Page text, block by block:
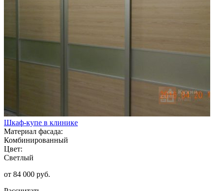
Шкаф-купе в клинике
Материал фасада:
Комбинированный
Цвет:
Светлый
от 84 000 руб.